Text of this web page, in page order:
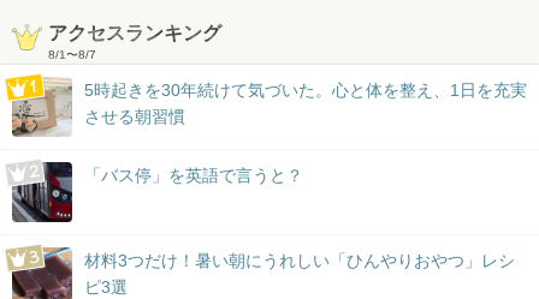
アクセスランキング
8/1〜8/7
5時起きを30年続けて気づいた。心と体を整え、1日を充実
させる朝習慣
「バス停」を英語で言うと？
材料3つだけ！暑い朝にうれしい「ひんやりおやつ」レシ
ピ3選